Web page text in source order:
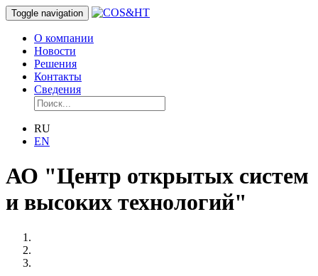
Toggle navigation
О компании
Новости
Решения
Контакты
Сведения
RU
EN
АО "Центр открытых систем
и высоких технологий"